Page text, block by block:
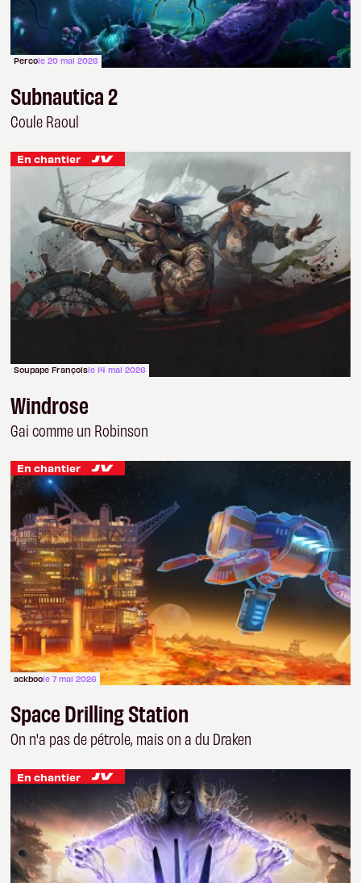
Percole 20 mai 2026
Subnautica 2
Coule Raoul
En chantier
Soupape Françoisle 14 mai 2026
Windrose
Gai comme un Robinson
En chantier
ackboole 7 mai 2026
Space Drilling Station
On n'a pas de pétrole, mais on a du Draken
En chantier